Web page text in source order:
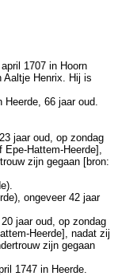
1707 in Hoorn
Aaltje Henrix. Hij is
Heerde , 66 jaar oud.
23 jaar oud, op zondag
Epe-Hattem-Heerde],
zijn gegaan [bron:
, ongeveer 42 jaar
, 20 jaar oud, op zondag
Heerde], nadat zij
zijn gegaan
1747 in Heerde